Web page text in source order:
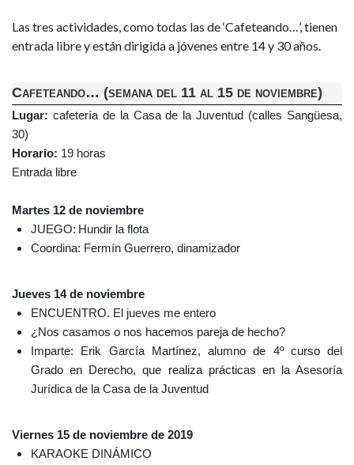
Las tres actividades, como todas las de ‘Cafeteando…’, tienen
entrada libre y están dirigida a jóvenes entre 14 y 30 años.
Cafeteando… (semana del 11 al 15 de noviembre)
Lugar: cafetería de la Casa de la Juventud (calles Sangüesa,
30)
Horario: 19 horas
Entrada libre
Martes 12 de noviembre
JUEGO: Hundir la flota
Coordina: Fermín Guerrero, dinamizador
Jueves 14 de noviembre
ENCUENTRO. El jueves me entero
¿Nos casamos o nos hacemos pareja de hecho?
Imparte: Erik García Martínez, alumno de 4º curso del
Grado en Derecho, que realiza prácticas en la Asesoría
Jurídica de la Casa de la Juventud
Viernes 15 de noviembre de 2019
KARAOKE DINÁMICO